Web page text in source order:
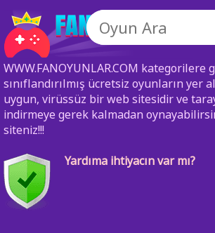
WWW.FANOYUNLAR.COM kategorilere
sınıflandırılmış ücretsiz oyunların yer
uygun, virüssüz bir web sitesidir ve
indirmeye gerek kalmadan
siteniz!!!
Yardıma ihtiyacın var mı?